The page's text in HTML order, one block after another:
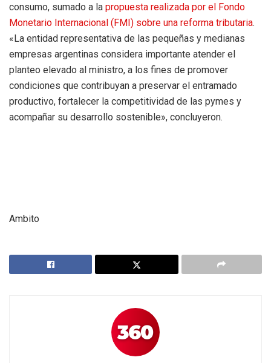
consumo, sumado a la propuesta realizada por el Fondo
Monetario Internacional (FMI) sobre una reforma tributaria.
«La entidad representativa de las pequeñas y medianas
empresas argentinas considera importante atender el
planteo elevado al ministro, a los fines de promover
condiciones que contribuyan a preservar el entramado
productivo, fortalecer la competitividad de las pymes y
acompañar su desarrollo sostenible», concluyeron.
Ambito